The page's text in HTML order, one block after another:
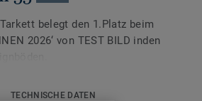
belegt den 1.Platz beim
2026‘ von TEST BILD inden
TECHNISCHE DATEN